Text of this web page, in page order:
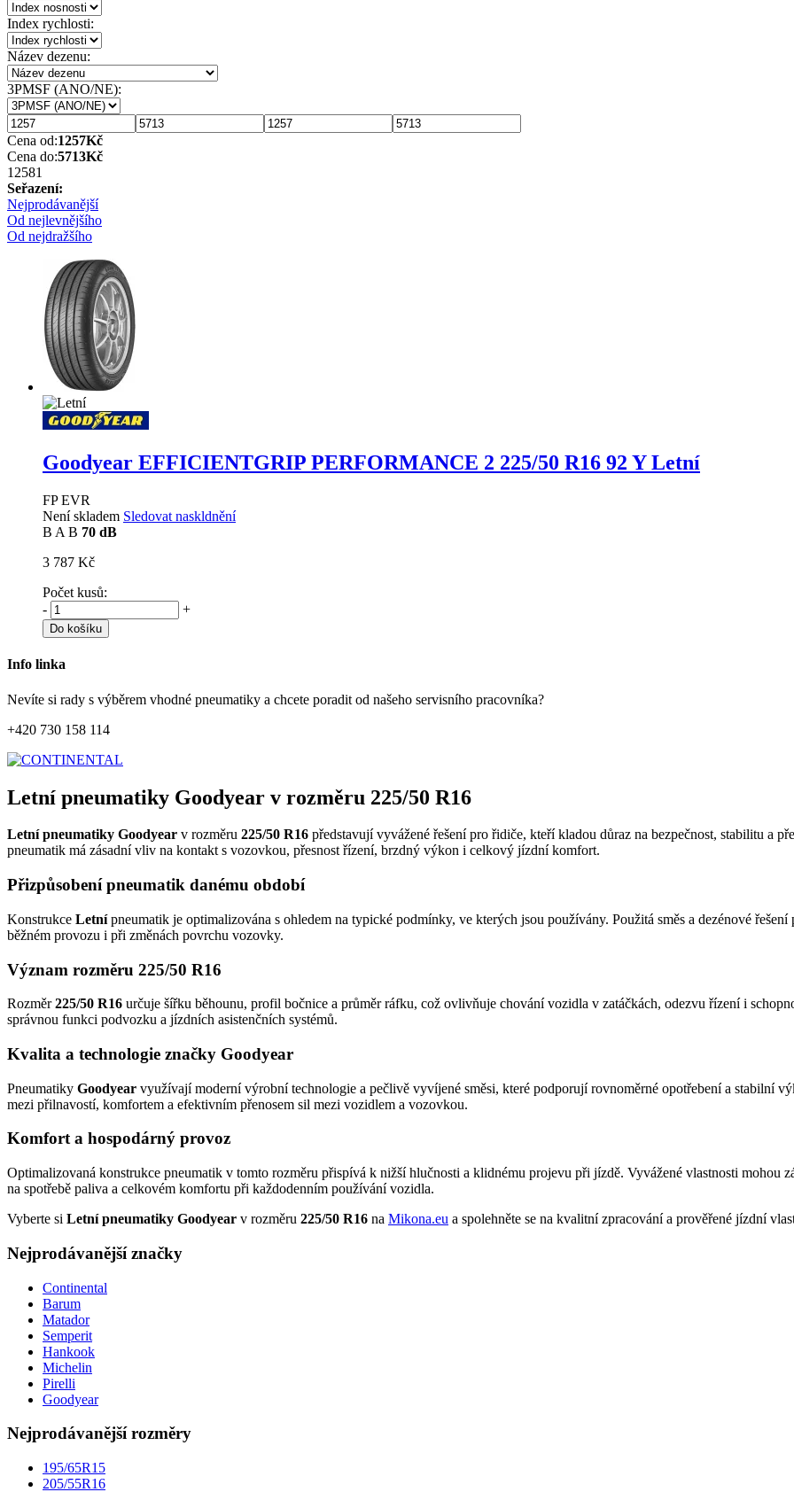
Index rychlosti:
Název dezenu:
3PMSF (ANO/NE):
Cena od:1257Kč
Cena do:5713Kč
12581
Seřazení:
Nejprodávanější
Od nejlevnějšího
Od nejdražšího
Goodyear EFFICIENTGRIP PERFORMANCE 2 225/50 R16 92 Y Letní
FP EVR
Není skladem Sledovat naskldnění
B A B 70 dB
3 787 Kč
Počet kusů:
-
+
Do košíku
Info linka
Nevíte si rady s výběrem vhodné pneumatiky a chcete poradit od našeho servisního pracovníka?
+420 730 158 114
Letní pneumatiky Goodyear v rozměru 225/50 R16
Letní pneumatiky Goodyear v rozměru 225/50 R16 představují vyvážené řešení pro řidiče, kteří kladou důraz na bezpečnost, stabilitu a
pneumatik má zásadní vliv na kontakt s vozovkou, přesnost řízení, brzdný výkon i celkový jízdní komfort.
Přizpůsobení pneumatik danému období
Konstrukce Letnípneumatik je optimalizována s ohledem na typické podmínky, ve kterých jsou používány. Použitá směs a dezénové
běžném provozu i při změnách povrchu vozovky.
Význam rozměru 225/50 R16
Rozměr225/50 R16 určuje šířku běhounu, profil bočnice a průměr ráfku, což ovlivňuje chování vozidla v zatáčkách, odezvu řízení i
správnou funkci podvozku a jízdních asistenčních systémů.
Kvalita a technologie značky Goodyear
Pneumatiky Goodyear využívají moderní výrobní technologie a pečlivě vyvíjené směsi, které podporují rovnoměrné opotřebení a stabilní
mezi přilnavostí, komfortem a efektivním přenosem sil mezi vozidlem a vozovkou.
Komfort a hospodárný provoz
Optimalizovaná konstrukce pneumatik v tomto rozměru přispívá k nižší hlučnosti a klidnému projevu při jízdě. Vyvážené vlastnosti mohou
na spotřebě paliva a celkovém komfortu při každodenním používání vozidla.
Vyberte si Letní pneumatiky Goodyear v rozměru 225/50 R16 na Mikona.eu a spolehněte se na kvalitní zpracování a prověřené jízdní
Nejprodávanější značky
Continental
Barum
Matador
Semperit
Hankook
Michelin
Pirelli
Goodyear
Nejprodávanější rozměry
195/65R15
205/55R16